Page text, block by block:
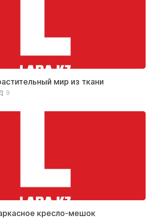
мир из ткани
9
кресло-мешок